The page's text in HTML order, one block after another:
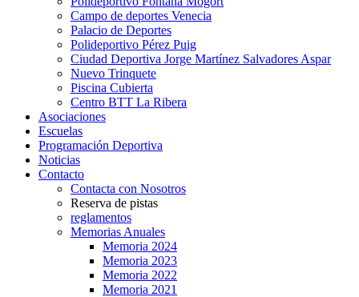
Campo de deportes Venecia
Palacio de Deportes
Polideportivo Pérez Puig
Ciudad Deportiva Jorge Martínez Salvadores Aspar
Nuevo Trinquete
Piscina Cubierta
Centro BTT La Ribera
Asociaciones
Escuelas
Programación Deportiva
Noticias
Contacto
Contacta con Nosotros
Reserva de pistas
reglamentos
Memorias Anuales
Memoria 2024
Memoria 2023
Memoria 2022
Memoria 2021